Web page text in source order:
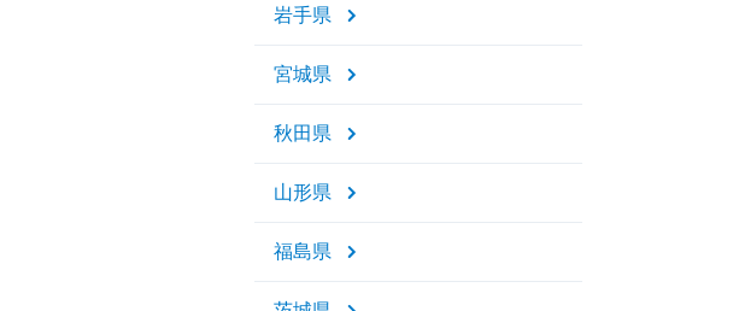
岩手県
宮城県
秋田県
山形県
福島県